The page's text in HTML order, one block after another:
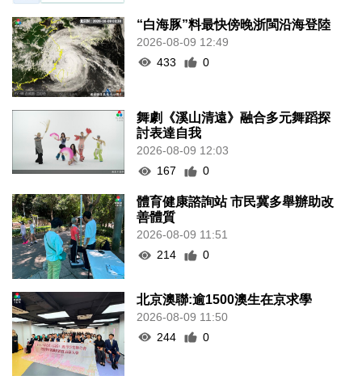
“白海豚”料最快傍晚浙閩沿海登陸
2026-08-09 12:49
433
0
舞劇《溪山清遠》融合多元舞蹈探
討表達自我
2026-08-09 12:03
167
0
體育健康諮詢站 市民冀多舉辦助改
善體質
2026-08-09 11:51
214
0
北京澳聯:逾1500澳生在京求學
2026-08-09 11:50
244
0